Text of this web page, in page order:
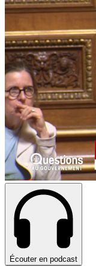
Écouter en podcast